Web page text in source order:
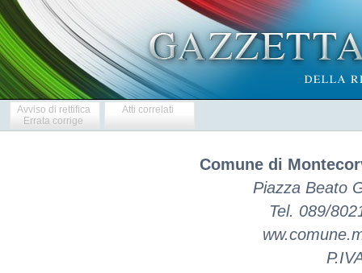
Avviso di rettifica
Errata corrige
Atti correlati
Comune di
Piazza Beato
Tel. 089/